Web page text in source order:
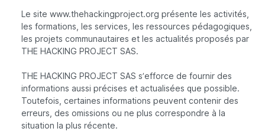
Le site www.thehackingproject.org présente les activités,
les formations, les services, les ressources pédagogiques,
les projets communautaires et les actualités proposés par
THE HACKING PROJECT SAS.
THE HACKING PROJECT SAS s’efforce de fournir des
informations aussi précises et actualisées que possible.
Toutefois, certaines informations peuvent contenir des
erreurs, des omissions ou ne plus correspondre à la
situation la plus récente.